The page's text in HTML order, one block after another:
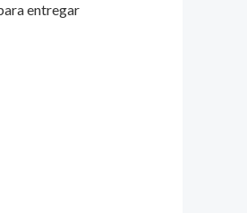
entregar